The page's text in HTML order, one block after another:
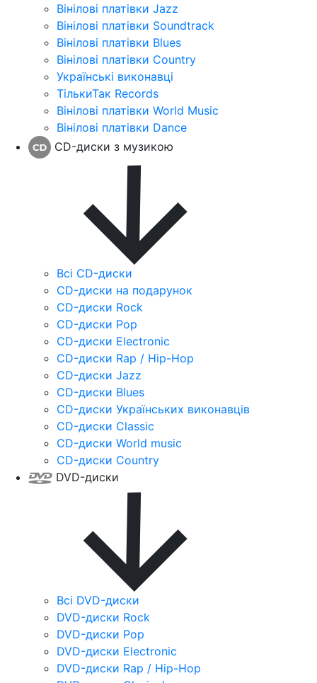
Вінілові платівки Jazz
Вінілові платівки Soundtrack
Вінілові платівки Blues
Вінілові платівки Country
Українські виконавці
ТількиТак Records
Вінілові платівки World Music
Вінілові платівки Dance
CD-диски з музикою
Всі CD-диски
CD-диски на подарунок
CD-диски Rock
CD-диски Pop
CD-диски Electronic
CD-диски Rap / Hip-Hop
CD-диски Jazz
CD-диски Blues
CD-диски Українських виконавців
CD-диски Classic
CD-диски World music
CD-диски Country
DVD-диски
Всі DVD-диски
DVD-диски Rock
DVD-диски Pop
DVD-диски Electronic
DVD-диски Rap / Hip-Hop